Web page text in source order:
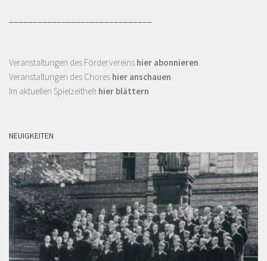
Veranstaltungen des Fördervereins hier abonnieren
Veranstaltungen des Chores hier anschauen
Im aktuellen Spielzeitheft hier blättern
NEUIGKEITEN